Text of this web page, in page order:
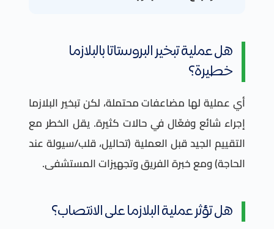
هل عملية تبخير البروستاتا بالبلازما
خطيرة؟
أي عملية لها مضاعفات محتملة، لكن تبخير البلازما
إجراء شائع وفعّال في حالات كثيرة. يقل الخطر مع
التقييم الجيد قبل العملية (تحاليل، قلب/سيولة عند
الحاجة) ومع خبرة الفريق وتجهيزات المستشفى.
هل تؤثر عملية البلازما على الانتصاب؟